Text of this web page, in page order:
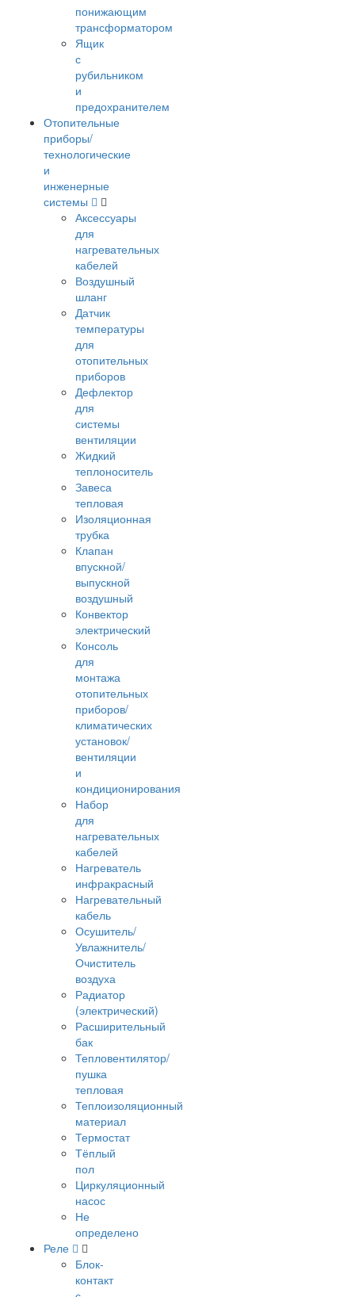
понижающим
трансформатором
Ящик
с
рубильником
и
предохранителем
Отопительные
приборы/
технологические
и
инженерные
системы
Аксессуары
для
нагревательных
кабелей
Воздушный
шланг
Датчик
температуры
для
отопительных
приборов
Дефлектор
для
системы
вентиляции
Жидкий
теплоноситель
Завеса
тепловая
Изоляционная
трубка
Клапан
впускной/
выпускной
воздушный
Конвектор
электрический
Консоль
для
монтажа
отопительных
приборов/
климатических
установок/
вентиляции
и
кондиционирования
Набор
для
нагревательных
кабелей
Нагреватель
инфракрасный
Нагревательный
кабель
Осушитель/
Увлажнитель/
Очиститель
воздуха
Радиатор
(электрический)
Расширительный
бак
Тепловентилятор/
пушка
тепловая
Теплоизоляционный
материал
Термостат
Тёплый
пол
Циркуляционный
насос
Не
определено
Реле
Блок-
контакт